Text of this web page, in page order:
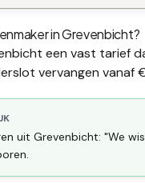
inGrevenbicht?
een vast tarief
vervangen vanaf
uit Grevenbicht: "We